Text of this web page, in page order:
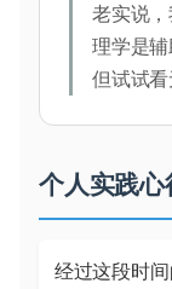
老实说
理学是辅
但试试看
个人实践心
经过这段时